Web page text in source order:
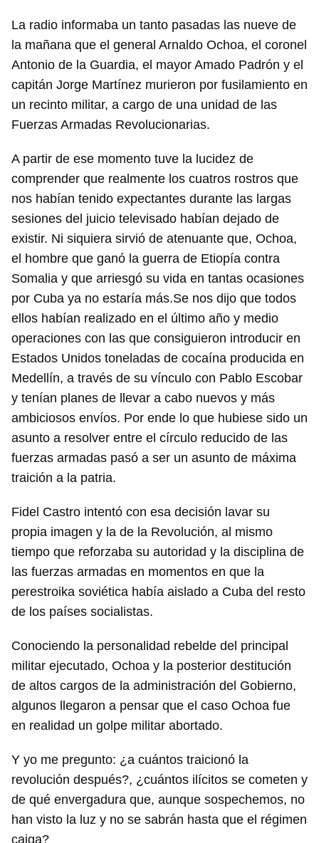
La radio informaba un tanto pasadas las nueve de
la mañana que el general Arnaldo Ochoa, el coronel
Antonio de la Guardia, el mayor Amado Padrón y el
capitán Jorge Martínez murieron por fusilamiento en
un recinto militar, a cargo de una unidad de las
Fuerzas Armadas Revolucionarias.
A partir de ese momento tuve la lucidez de
comprender que realmente los cuatros rostros que
nos habían tenido expectantes durante las largas
sesiones del juicio televisado habían dejado de
existir. Ni siquiera sirvió de atenuante que, Ochoa,
el hombre que ganó la guerra de Etiopía contra
Somalia y que arriesgó su vida en tantas ocasiones
por Cuba ya no estaría más.Se nos dijo que todos
ellos habían realizado en el último año y medio
operaciones con las que consiguieron introducir en
Estados Unidos toneladas de cocaína producida en
Medellín, a través de su vínculo con Pablo Escobar
y tenían planes de llevar a cabo nuevos y más
ambiciosos envíos. Por ende lo que hubiese sido un
asunto a resolver entre el círculo reducido de las
fuerzas armadas pasó a ser un asunto de máxima
traición a la patria.
Fidel Castro intentó con esa decisión lavar su
propia imagen y la de la Revolución, al mismo
tiempo que reforzaba su autoridad y la disciplina de
las fuerzas armadas en momentos en que la
perestroika soviética había aislado a Cuba del resto
de los países socialistas.
Conociendo la personalidad rebelde del principal
militar ejecutado, Ochoa y la posterior destitución
de altos cargos de la administración del Gobierno,
algunos llegaron a pensar que el caso Ochoa fue
en realidad un golpe militar abortado.
Y yo me pregunto: ¿a cuántos traicionó la
revolución después?, ¿cuántos ilícitos se cometen y
de qué envergadura que, aunque sospechemos, no
han visto la luz y no se sabrán hasta que el régimen
caiga?